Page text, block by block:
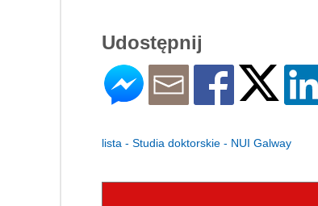
Udostępnij
lista - Studia doktorskie - NUI Galway